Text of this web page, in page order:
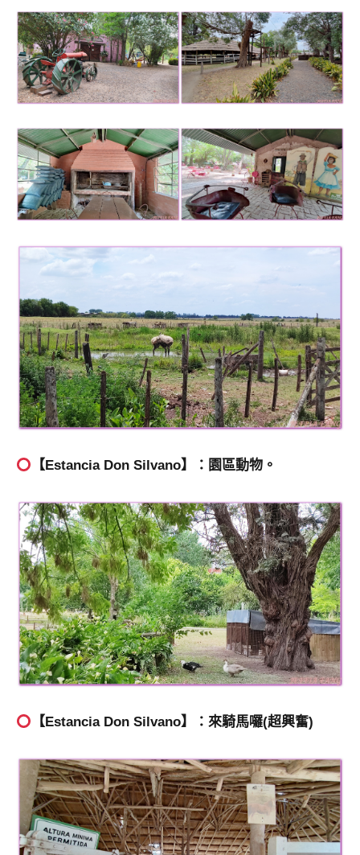
【Estancia Don Silvano】：園區動物。
【Estancia Don Silvano】：來騎馬囉(超興奮)